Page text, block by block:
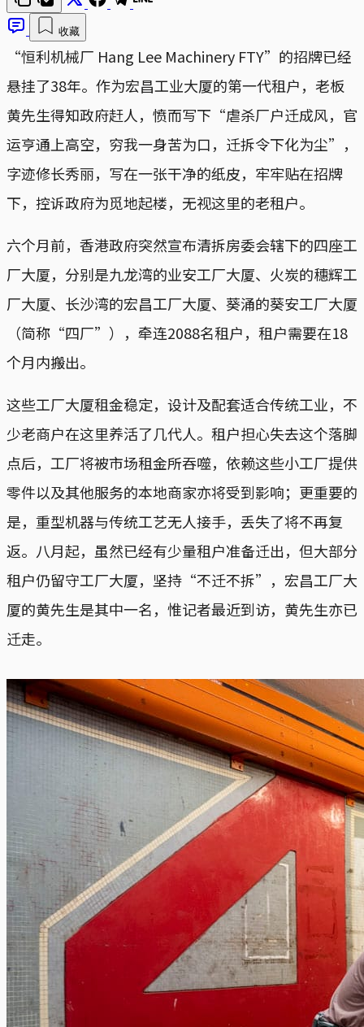
收藏
“恒利机械厂 Hang Lee Machinery FTY”的招牌已经
悬挂了38年。作为宏昌工业大厦的第一代租户，老板
黄先生得知政府赶人，愤而写下“虐杀厂户迁成风，官
运亨通上高空，穷我一身苦为口，迁拆令下化为尘”，
字迹修长秀丽，写在一张干净的纸皮，牢牢贴在招牌
下，控诉政府为觅地起楼，无视这里的老租户。
六个月前，香港政府突然宣布清拆房委会辖下的四座工
厂大厦，分别是九龙湾的业安工厂大厦、火炭的穗辉工
厂大厦、长沙湾的宏昌工厂大厦、葵涌的葵安工厂大厦
（简称“四厂”），牵连2088名租户，租户需要在18
个月内搬出。
这些工厂大厦租金稳定，设计及配套适合传统工业，不
少老商户在这里养活了几代人。租户担心失去这个落脚
点后，工厂将被市场租金所吞噬，依赖这些小工厂提供
零件以及其他服务的本地商家亦将受到影响；更重要的
是，重型机器与传统工艺无人接手，丢失了将不再复
返。八月起，虽然已经有少量租户准备迁出，但大部分
租户仍留守工厂大厦，坚持“不迁不拆”，宏昌工厂大
厦的黄先生是其中一名，惟记者最近到访，黄先生亦已
迁走。